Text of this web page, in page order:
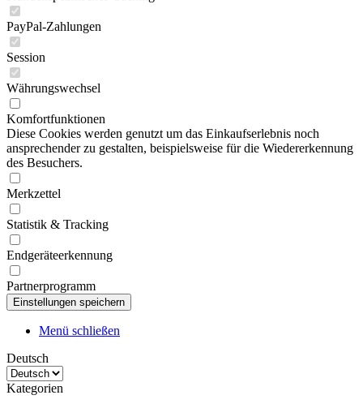
PayPal-Zahlungen
Session
Währungswechsel
Komfortfunktionen
Diese Cookies werden genutzt um das Einkaufserlebnis noch
ansprechender zu gestalten, beispielsweise für die Wiedererkennung
des Besuchers.
Merkzettel
Statistik & Tracking
Endgeräteerkennung
Partnerprogramm
Menü schließen
Deutsch
Kategorien